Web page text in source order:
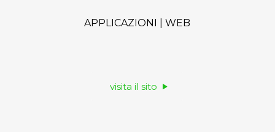
APPLICAZIONI | WEB
visita il sito